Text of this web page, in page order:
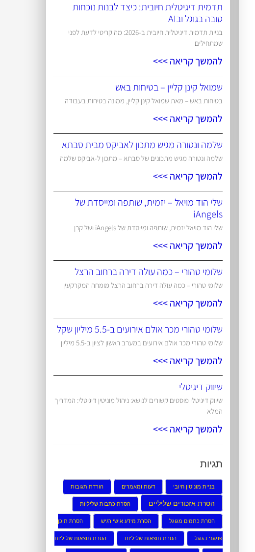
תדמית דיגיטלית חיובית: כיצד לבנות נוכחות
טובה בגוגל ובAI
בניית תדמית דיגיטלית חיובית ב-2026: מה קריטי לדעת לפני
שמתחילים
להמשך קריאה >>>
שמואל קינן קליין – בטיחות באש
בטיחות באש – מאת שמואל קינן קליין, ממונה בטיחות בעבודה
להמשך קריאה >>>
שלמה ונטורה מגיש מתכון לאביקס מבית סבתא
שלמה ונטורה מגיש מתכונים של סבתא – מתכון ל-אביקס שלמה
להמשך קריאה >>>
שלי הוד מויאל – יזמית, שותפה ומייסדת של
iAngels
שלי הוד מויאל יזמית, שותפה ומייסדת של iAngels ושל קרן
להמשך קריאה >>>
שלומי טהורי – כמה עולה דירה ברחוב הרצל
שלומי טהורי – כמה עולה דירה ברחוב הרצל מומחה המקרקעין
להמשך קריאה >>>
שלומי טהורי מכר אולם אירועים ב-5.5 מיליון שקל
שלומי טהורי מכר אולם אירועים במערב ראשון לציון ב-5.5 מיליון
להמשך קריאה >>>
שיווק דיגיטלי
שיווק דיגיטלי פוסטים קשורים לנושא: ניהול מוניטין דיגיטלי: המדריך
המלא
להמשך קריאה >>>
תגיות
בניית מוניטין חיובי דעות ומאמרים הורדת תגובות
הסרת אזכורים שליליים הסרת כתבות שליליות
הסרת כתמים מגוגל הסרת מידע אישי רגיש הסרת תוכן
פוגעני בגוגל הסרת תוצאות שליליות הסרת תוצאות שליליות